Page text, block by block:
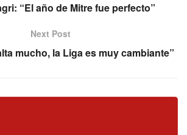
“El año de Mitre fue perfecto”
Next Post
mucho, la Liga es muy cambiante”